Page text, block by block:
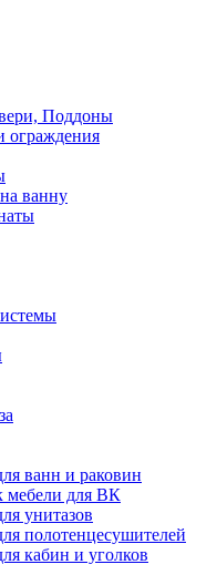
Поддоны
ограждения
ванну
ванн и раковин
мебели для ВК
унитазов
полотенцесушителей
кабин и уголков